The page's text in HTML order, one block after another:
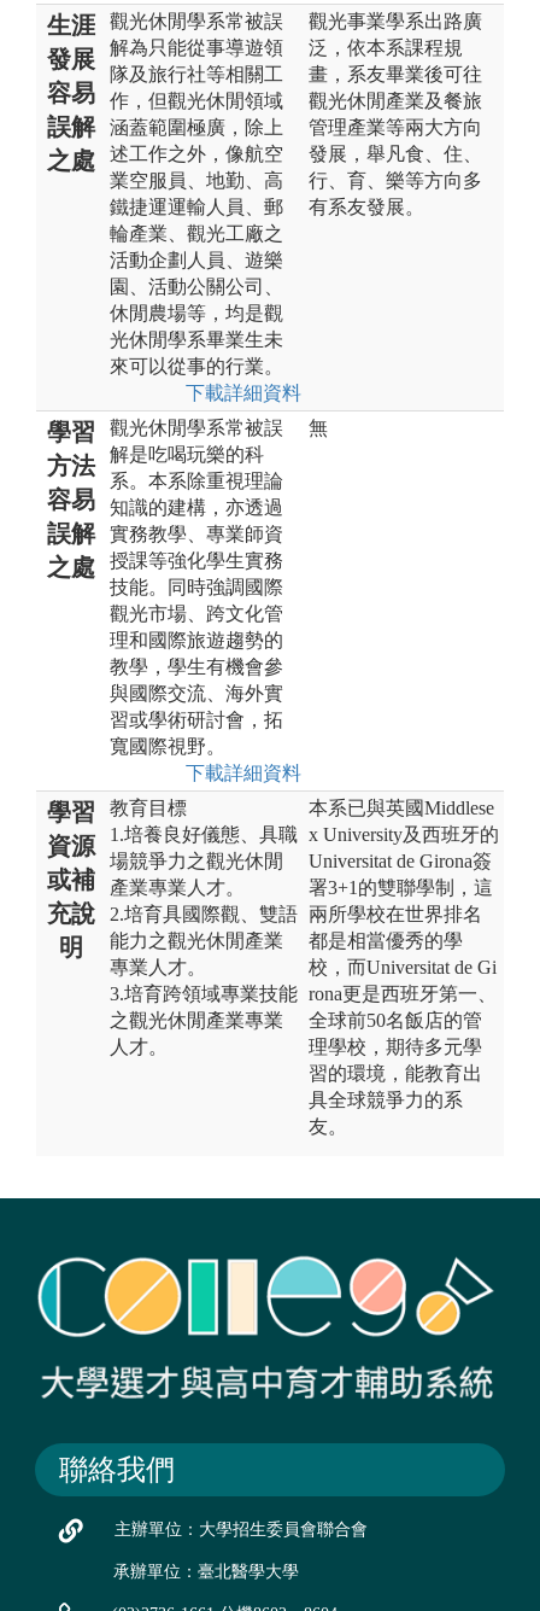
生涯
發展
容易
誤解
之處
觀光休閒學系常被誤
解為只能從事導遊領
隊及旅行社等相關工
作，但觀光休閒領域
涵蓋範圍極廣，除上
述工作之外，像航空
業空服員、地勤、高
鐵捷運運輸人員、郵
輪產業、觀光工廠之
活動企劃人員、遊樂
園、活動公關公司、
休閒農場等，均是觀
光休閒學系畢業生未
來可以從事的行業。
下載詳細資料
觀光事業學系出路廣
泛，依本系課程規
畫，系友畢業後可往
觀光休閒產業及餐旅
管理產業等兩大方向
發展，舉凡食、住、
行、育、樂等方向多
有系友發展。
學習
方法
容易
誤解
之處
觀光休閒學系常被誤
解是吃喝玩樂的科
系。本系除重視理論
知識的建構，亦透過
實務教學、專業師資
授課等強化學生實務
技能。同時強調國際
觀光市場、跨文化管
理和國際旅遊趨勢的
教學，學生有機會參
與國際交流、海外實
習或學術研討會，拓
寬國際視野。
下載詳細資料
無
學習
資源
或補
充說
明
教育目標
1.培養良好儀態、具職
場競爭力之觀光休閒
產業專業人才。
2.培育具國際觀、雙語
能力之觀光休閒產業
專業人才。
3.培育跨領域專業技能
之觀光休閒產業專業
人才。
本系已與英國Middlese
x University及西班牙的
Universitat de Girona簽
署3+1的雙聯學制，這
兩所學校在世界排名
都是相當優秀的學
校，而Universitat de Gi
rona更是西班牙第一、
全球前50名飯店的管
理學校，期待多元學
習的環境，能教育出
具全球競爭力的系
友。
聯絡我們
主辦單位：大學招生委員會聯合會
承辦單位：臺北醫學大學